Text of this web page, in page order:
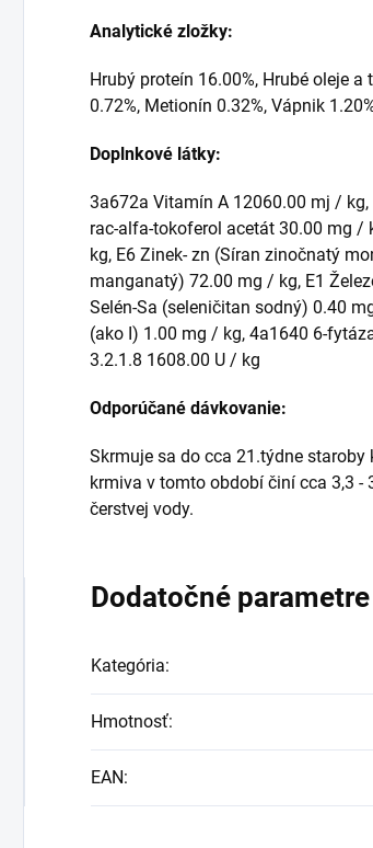
Analytické zložky:
Hrubý proteín 16.00%, Hrubé oleje
0.72%, Metionín 0.32%, Vápnik
Doplnkové látky:
3a672a Vitamín A 12060.00 mj /
rac-alfa-tokoferol acetát 30.00 mg /
kg, E6 Zinek- zn (Síran zinočnatý
manganatý) 72.00 mg / kg, E1
Selén-Sa (seleničitan sodný) 0.40
(ako I) 1.00 mg / kg, 4a1640 6-
3.2.1.8 1608.00 U / kg
Odporúčané dávkovanie:
Skrmuje sa do cca 21.týdne
krmiva v tomto období činí cca 3,3
čerstvej vody.
Dodatočné parametre
Kategória:
Hmotnosť:
EAN: